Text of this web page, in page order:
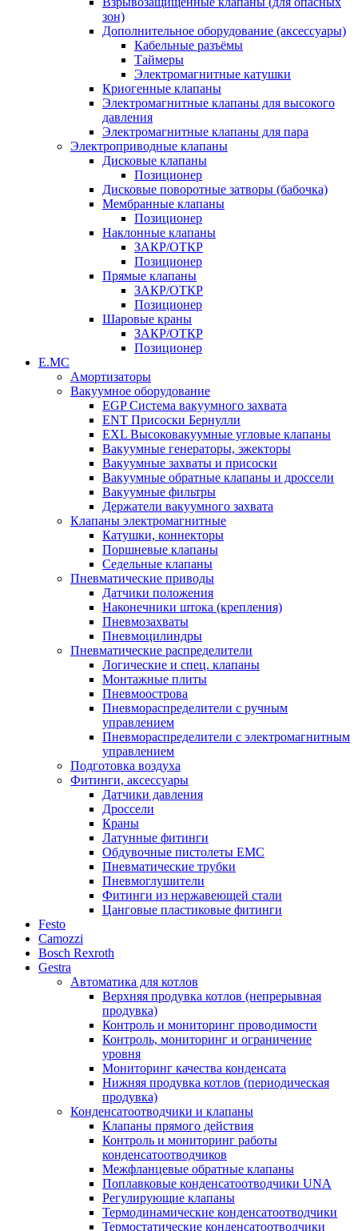
зон)
Дополнительное оборудование (аксессуары)
Кабельные разъёмы
Таймеры
Электромагнитные катушки
Криогенные клапаны
Электромагнитные клапаны для высокого
давления
Электромагнитные клапаны для пара
Электроприводные клапаны
Дисковые клапаны
Позиционер
Дисковые поворотные затворы (бабочка)
Мембранные клапаны
Позиционер
Наклонные клапаны
ЗАКР/ОТКР
Позиционер
Прямые клапаны
ЗАКР/ОТКР
Позиционер
Шаровые краны
ЗАКР/ОТКР
Позиционер
Е.МС
Амортизаторы
Вакуумное оборудование
EGP Система вакуумного захвата
ENT Присоски Бернулли
EXL Высоковакуумные угловые клапаны
Вакуумные генераторы, эжекторы
Вакуумные захваты и присоски
Вакуумные обратные клапаны и дроссели
Вакуумные фильтры
Держатели вакуумного захвата
Клапаны электромагнитные
Катушки, коннекторы
Поршневые клапаны
Седельные клапаны
Пневматические приводы
Датчики положения
Наконечники штока (крепления)
Пневмозахваты
Пневмоцилиндры
Пневматические распределители
Логические и спец. клапаны
Монтажные плиты
Пневмоострова
Пневмораспределители с ручным
управлением
Пневмораспределители с электромагнитным
управлением
Подготовка воздуха
Фитинги, аксессуары
Датчики давления
Дроссели
Краны
Латунные фитинги
Обдувочные пистолеты ЕМС
Пневматические трубки
Пневмоглушители
Фитинги из нержавеющей стали
Цанговые пластиковые фитинги
Festo
Camozzi
Bosch Rexroth
Gestra
Автоматика для котлов
Верхняя продувка котлов (непрерывная
продувка)
Контроль и мониторинг проводимости
Контроль, мониторинг и ограничение
уровня
Мониторинг качества конденсата
Нижняя продувка котлов (периодическая
продувка)
Конденсатоотводчики и клапаны
Клапаны прямого действия
Контроль и мониторинг работы
конденсатоотводчиков
Межфланцевые обратные клапаны
Поплавковые конденсатоотводчики UNA
Регулирующие клапаны
Термодинамические конденсатоотводчики
Термостатические конденсатоотводчики